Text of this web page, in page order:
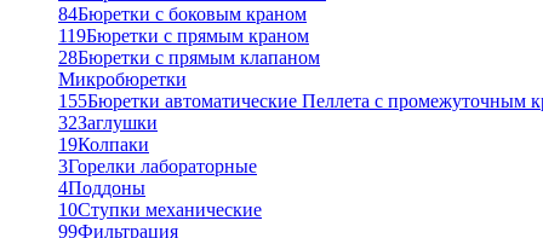
84Бюретки с боковым краном
119Бюретки с прямым краном
28Бюретки с прямым клапаном
Микробюретки
155Бюретки автоматические Пеллета с промежуточным
32Заглушки
19Колпаки
3Горелки лабораторные
4Поддоны
10Ступки механические
99Фильтрация